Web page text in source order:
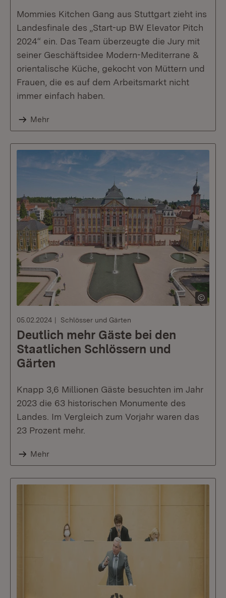
Mommies Kitchen Gang aus Stuttgart zieht ins
Landesfinale des „Start-up BW Elevator Pitch
2024“ ein. Das Team überzeugte die Jury mit
seiner Geschäftsidee Modern-Mediterrane &
orientalische Küche, gekocht von Müttern und
Frauen, die es auf dem Arbeitsmarkt nicht
immer einfach haben.
Mehr
05.02.2024 Schlösser und Gärten
Deutlich mehr Gäste bei den
Staatlichen Schlössern und
Gärten
Knapp 3,6 Millionen Gäste besuchten im Jahr
2023 die 63 historischen Monumente des
Landes. Im Vergleich zum Vorjahr waren das
23 Prozent mehr.
Mehr